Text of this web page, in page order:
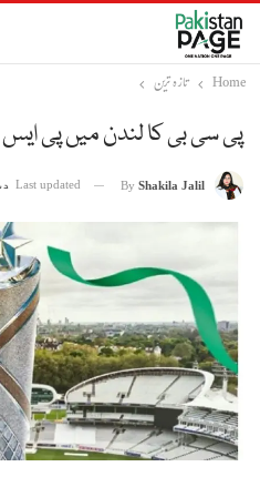
Home
تازہ ترین
پی سی بی کا لندن میں پی ایس
By Shakila Jalil
Last updated